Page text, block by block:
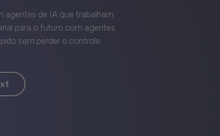
agentes de IA que trabalham
para o futuro com agentes
sem perder o controle.